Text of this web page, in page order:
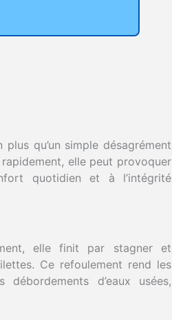
qu’un simple désagrément
elle peut provoquer
quotidien et à l’intégrité
elle finit par stagner et
Ce refoulement rend les
d’eaux usées,